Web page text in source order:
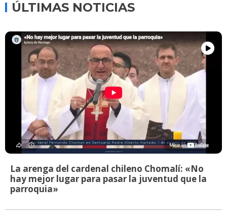
ÚLTIMAS NOTICIAS
La arenga del cardenal chileno Chomalí: «No
hay mejor lugar para pasar la juventud que la
parroquia»